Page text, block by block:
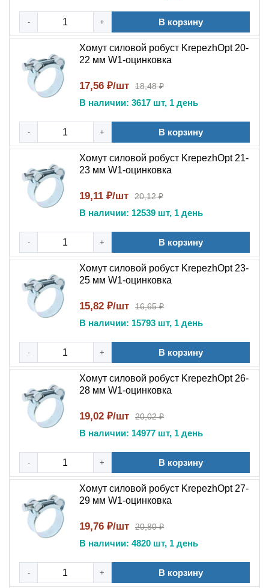
Минимальный момент
затяжки
разрушающий момент
до 50 Н·м (в зависимости от
размера)
Коррозионная стойкость
(испытание в солевом
мин. 144 часа
Стандарт
DIN 3017
Особенности
Закруглённые края ленты,
шарнирное соединение
Основное назначение, как и где
применяется, кто использует
Силовой хомут Robust W1 предназначен для
надёжного крепления толстостенных, армированных и
высоконапорных шлангов в условиях вибрации и
давления. Применяется: * в автосервисах и СТО — для
систем охлаждения, отопления, топливных
магистралей; * в автомобильной промышленности —
на конвейерах и при ремонте спецтехники; * на
промышленных предприятиях — в гидравлических и
пневматических системах; * в коммунальном хозяйстве
— при ремонте трубопроводов отопления и
водоснабжения; * в сельском хозяйстве — для
ирригационных систем и подачи жидких удобрений; * в
судостроении — для крепления шлангов в условиях
повышенной влажности; * в энергетике — в системах
охлаждения оборудования; * для силиконовых
патрубков (благодаря закруглённым краям не
Полное описание
Силовой хомут Robust W1 — крепёжное изделие
тяжёлой серии для экстремальных условий
эксплуатации. Изготовлен из оцинкованной стали, что
обеспечивает защиту от коррозии и долгий срок
службы. Конструкция разработана для работы в
условиях высоких динамических нагрузок и вибраций.
Широкая лента равномерно распределяет усилие по
- + В корзину
Хомут силовой робуст KrepezhOpt 20-
22 мм W1-оцинковка
17,56 ₽/шт 18,48 ₽
В наличии: 3617 шт, 1 день
- + В корзину
Хомут силовой робуст KrepezhOpt 21-
23 мм W1-оцинковка
19,11 ₽/шт 20,12 ₽
В наличии: 12539 шт, 1 день
- + В корзину
Хомут силовой робуст KrepezhOpt 23-
25 мм W1-оцинковка
15,82 ₽/шт 16,65 ₽
В наличии: 15793 шт, 1 день
- + В корзину
Хомут силовой робуст KrepezhOpt 26-
28 мм W1-оцинковка
19,02 ₽/шт 20,02 ₽
В наличии: 14977 шт, 1 день
- + В корзину
Хомут силовой робуст KrepezhOpt 27-
29 мм W1-оцинковка
19,76 ₽/шт 20,80 ₽
В наличии: 4820 шт, 1 день
- + В корзину